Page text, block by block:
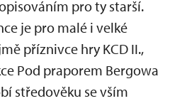
pro ty starší.
je pro malé i velké
příznivce hry KCD II.,
Pod praporem Bergowa
středověku se vším